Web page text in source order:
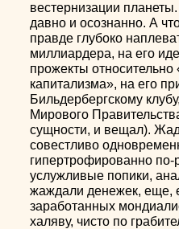
вестернизации
давно и осознанно. А
правде глубоко
миллиардера, на его
прожекты относительно
капитализма», на его
Бильдербергскому
Мирового
сущности, и вещал).
совестливо
гипертрофированно по-
услужливые попики,
жаждали денежек, еще,
заработанных
халяву, чисто по